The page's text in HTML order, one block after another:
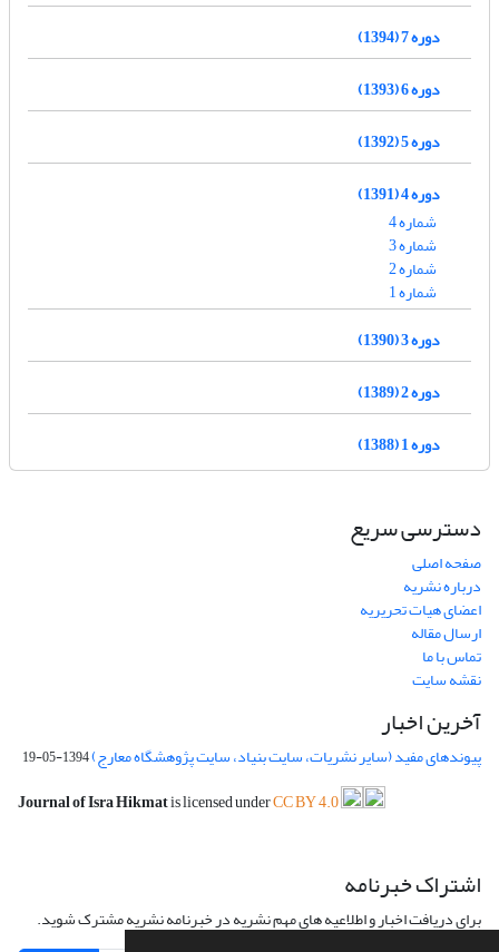
دوره 7 (1394)
دوره 6 (1393)
دوره 5 (1392)
دوره 4 (1391)
شماره 4
شماره 3
شماره 2
شماره 1
دوره 3 (1390)
دوره 2 (1389)
دوره 1 (1388)
دسترسی سریع
صفحه اصلی
درباره نشریه
اعضای هیات تحریریه
ارسال مقاله
تماس با ما
نقشه سایت
آخرین اخبار
پیوندهای مفید (سایر نشریات، سایت بنیاد، سایت پژوهشگاه معارج)1394-05-19
Journal of Isra Hikmatis licensed underCC BY 4.0
اشتراک خبرنامه
برای دریافت اخبار و اطلاعیه های مهم نشریه در خبرنامه نشریه مشترک شوید.